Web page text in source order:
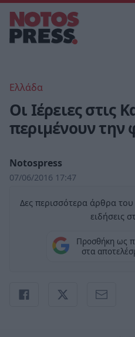
Ελλάδα
Οι Ιέρειες στις
περιμένουν την
Notospress
07/06/2016 17:47
Δες περισσότερα άρθρα
ειδήσεις
Προσθήκη ως
στα